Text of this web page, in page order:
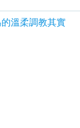
溫柔調教其實